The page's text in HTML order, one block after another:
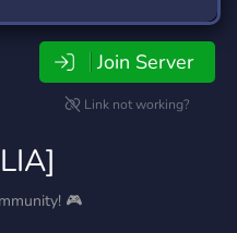
Join Server
Link not working?
🎮